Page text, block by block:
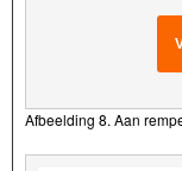
Afbeelding 8. Aan